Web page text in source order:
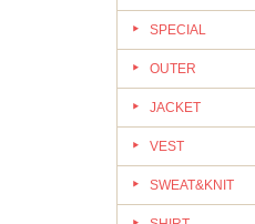
SPECIAL
OUTER
JACKET
VEST
SWEAT&KNIT